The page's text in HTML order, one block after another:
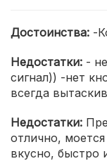
Достоинства: -
Недостатки: -
сигнал)) -нет
всегда
Недостатки:
отлично,
вкусно, быстро